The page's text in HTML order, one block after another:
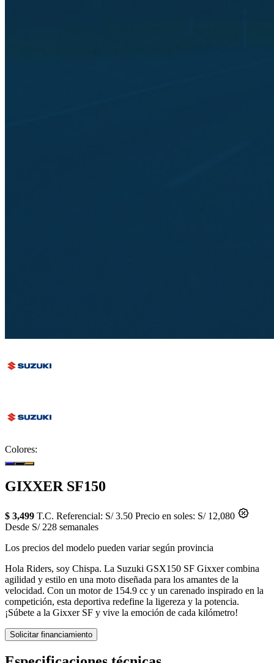
Colores:
GIXXER SF150
$ 3,499 T.C. Referencial: S/ 3.50 Precio en soles: S/ 12,080
Desde S/ 228 semanales
Los precios del modelo pueden variar según provincia
Hola Riders, soy Chispa. La Suzuki GSX150 SF Gixxer combina
agilidad y estilo en una moto diseñada para los amantes de la
velocidad. Con un motor de 154.9 cc y un carenado inspirado en la
competición, esta deportiva redefine la ligereza y la potencia.
¡Súbete a la Gixxer SF y vive la emoción de cada kilómetro!
Solicitar financiamiento